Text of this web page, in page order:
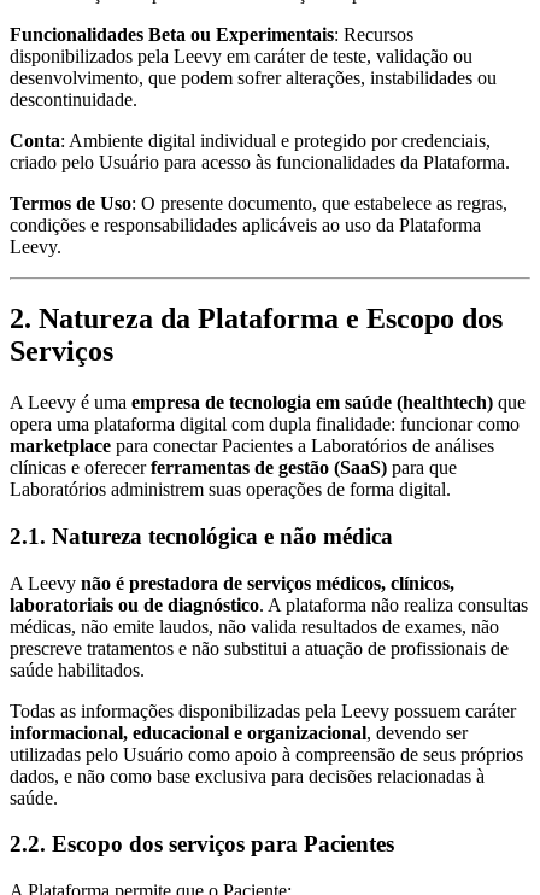
Funcionalidades Beta ou Experimentais: Recursos
disponibilizados pela Leevy em caráter de teste, validação ou
desenvolvimento, que podem sofrer alterações, instabilidades ou
descontinuidade.
Conta: Ambiente digital individual e protegido por credenciais,
criado pelo Usuário para acesso às funcionalidades da Plataforma.
Termos de Uso: O presente documento, que estabelece as regras,
condições e responsabilidades aplicáveis ao uso da Plataforma
Leevy.
2. Natureza da Plataforma e Escopo dos
Serviços
A Leevy é uma empresa de tecnologia em saúde (healthtech) que
opera uma plataforma digital com dupla finalidade: funcionar como
marketplace para conectar Pacientes a Laboratórios de análises
clínicas e oferecerferramentas de gestão (SaaS) para que
Laboratórios administrem suas operações de forma digital.
2.1. Natureza tecnológica e não médica
A Leevy não é prestadora de serviços médicos, clínicos,
laboratoriais ou de diagnóstico. A plataforma não realiza consultas
médicas, não emite laudos, não valida resultados de exames, não
prescreve tratamentos e não substitui a atuação de profissionais de
saúde habilitados.
Todas as informações disponibilizadas pela Leevy possuem caráter
informacional, educacional e organizacional, devendo ser
utilizadas pelo Usuário como apoio à compreensão de seus próprios
dados, e não como base exclusiva para decisões relacionadas à
saúde.
2.2. Escopo dos serviços para Pacientes